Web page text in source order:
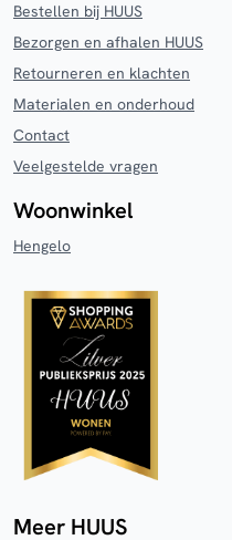
Bestellen bij HUUS
Bezorgen en afhalen HUUS
Retourneren en klachten
Materialen en onderhoud
Contact
Veelgestelde vragen
Woonwinkel
Hengelo
Meer HUUS